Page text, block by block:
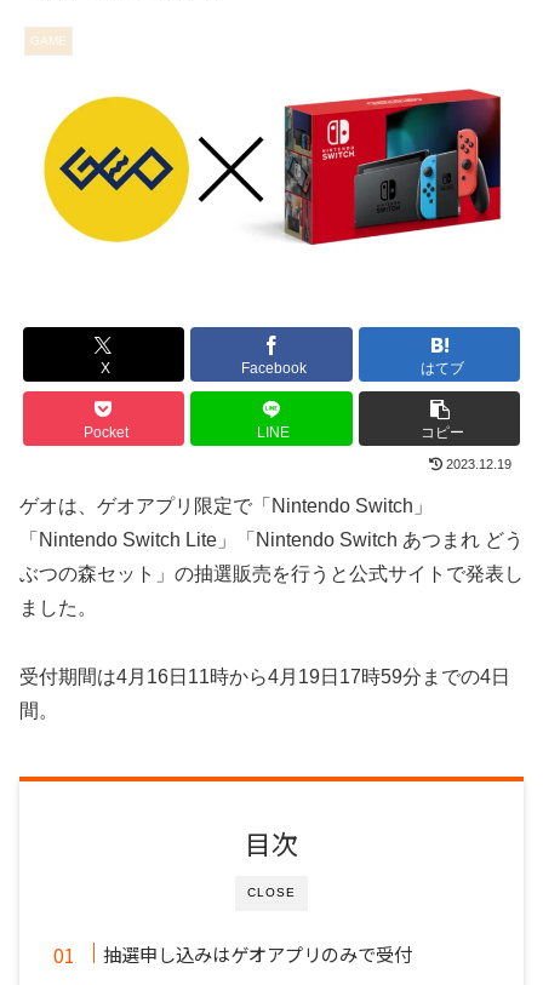
GAME
X Facebook はてブ
Pocket LINE コピー
2023.12.19
ゲオは、ゲオアプリ限定で「Nintendo Switch」
「Nintendo Switch Lite」「Nintendo Switch あつまれ どう
ぶつの森セット」の抽選販売を行うと公式サイトで発表し
ました。
受付期間は4月16日11時から4月19日17時59分までの4日
間。
CLOSE
目次
抽選申し込みはゲオアプリのみで受付